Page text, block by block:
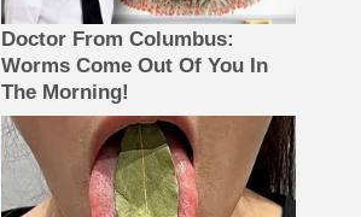
Doctor From Columbus:
Worms Come Out Of You In
The Morning!